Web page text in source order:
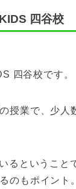
四谷校
四谷校です。
授業で、少人
るということ
のもポイント。